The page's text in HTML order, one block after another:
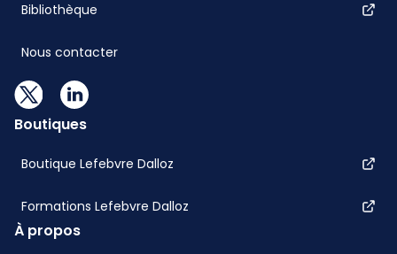
Bibliothèque
Nous contacter
Boutiques
Boutique Lefebvre Dalloz
Formations Lefebvre Dalloz
À propos